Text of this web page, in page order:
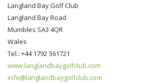
Langland Bay Golf Club
Langland Bay Road
Mumbles SA3 4QR
Wales
Tel.: +44 1792 361721
www.langlandbaygolfclub.com
info@langlandbaygolfclub.com